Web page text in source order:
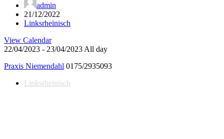
admin
21/12/2022
Linksrheinisch
View Calendar
22/04/2023 - 23/04/2023 All day
Praxis Niemendahl 0175/2935093
Linksrheinisch